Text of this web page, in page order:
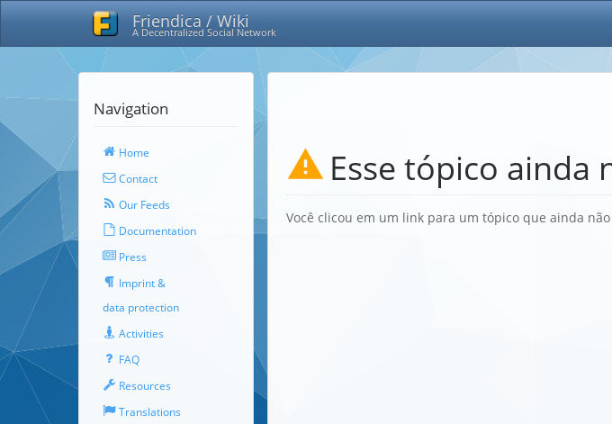
Friendica / Wiki
A Decentralized Social Network
Navigation
Home
Contact
Our Feeds
Documentation
Press
Imprint &
data protection
Activities
FAQ
Resources
Translations
Esse tópico ainda
Você clicou em um link para um tópico que ainda